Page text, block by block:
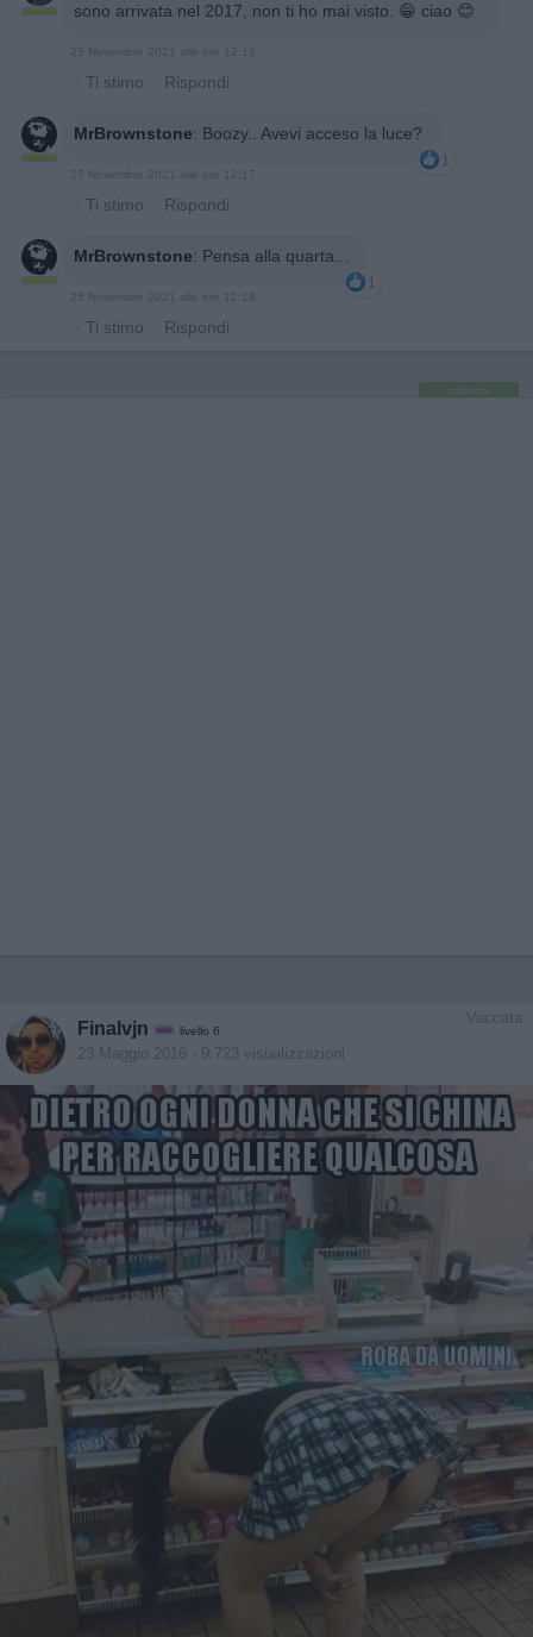
sono arrivata nel 2017, non ti ho mai visto. 😁 ciao 😊
25 Novembre 2021 alle ore 12:16
· Ti stimo · Rispondi
MrBrownstone: Boozy.. Avevi acceso la luce?
1
25 Novembre 2021 alle ore 12:17
· Ti stimo · Rispondi
MrBrownstone: Pensa alla quarta...
1
25 Novembre 2021 alle ore 12:18
· Ti stimo · Rispondi
pubblicità
Vaccata
Finalvjn livello 6
23 Maggio 2016 - 9.723 visualizzazioni